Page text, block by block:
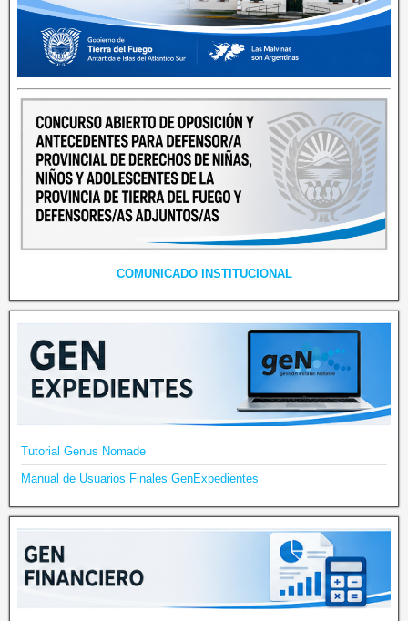
COMUNICADO INSTITUCIONAL
Tutorial Genus Nomade
Manual de Usuarios Finales GenExpedientes